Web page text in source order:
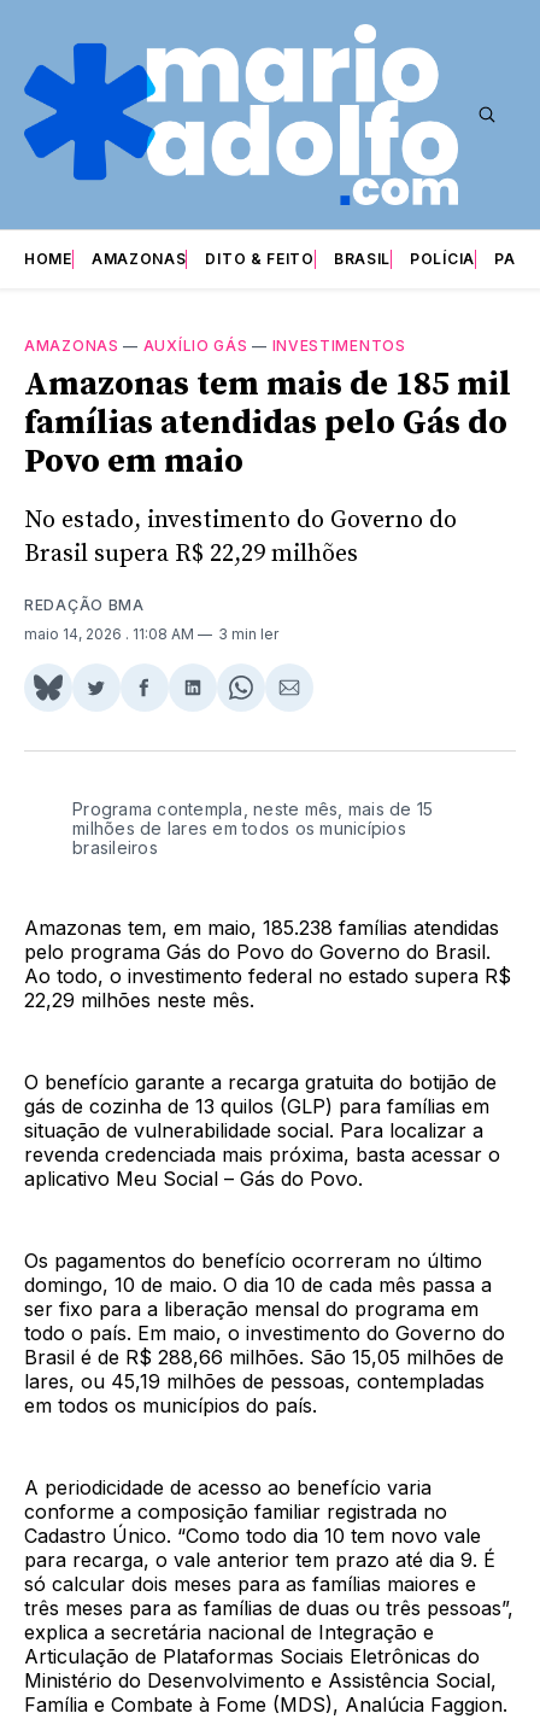
HOME AMAZONAS DITO & FEITO BRASIL POLÍCIA
AMAZONAS — AUXÍLIO GÁS — INVESTIMENTOS
Amazonas tem mais de 185 mil
famílias atendidas pelo Gás do
Povo em maio
No estado, investimento do Governo do
Brasil supera R$ 22,29 milhões
REDAÇÃO BMA
maio 14, 2026 . 11:08 AM 3 min ler
Share
BlueSky
Compartilhar
Twitter
Compartilhar
Facebook
Compartilhar
LinkedIn
Share
WhatsApp
Compartilhar
Email
Programa contempla, neste mês, mais de 15
milhões de lares em todos os municípios
brasileiros
Amazonas tem, em maio, 185.238 famílias atendidas
pelo programa Gás do Povo do Governo do Brasil.
Ao todo, o investimento federal no estado supera R$
22,29 milhões neste mês.
O benefício garante a recarga gratuita do botijão de
gás de cozinha de 13 quilos (GLP) para famílias em
situação de vulnerabilidade social. Para localizar a
revenda credenciada mais próxima, basta acessar o
aplicativo Meu Social – Gás do Povo.
Os pagamentos do benefício ocorreram no último
domingo, 10 de maio. O dia 10 de cada mês passa a
ser fixo para a liberação mensal do programa em
todo o país. Em maio, o investimento do Governo do
Brasil é de R$ 288,66 milhões. São 15,05 milhões de
lares, ou 45,19 milhões de pessoas, contempladas
em todos os municípios do país.
A periodicidade de acesso ao benefício varia
conforme a composição familiar registrada no
Cadastro Único. “Como todo dia 10 tem novo vale
para recarga, o vale anterior tem prazo até dia 9. É
só calcular dois meses para as famílias maiores e
três meses para as famílias de duas ou três pessoas”,
explica a secretária nacional de Integração e
Articulação de Plataformas Sociais Eletrônicas do
Ministério do Desenvolvimento e Assistência Social,
Família e Combate à Fome (MDS), Analúcia Faggion.